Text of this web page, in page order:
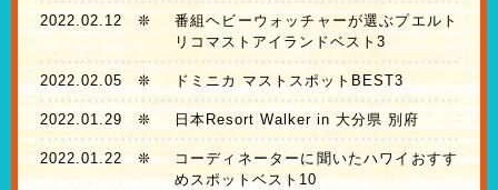
2022.02.12 ❊
番組ヘビーウォッチャーが選ぶプエルト
リコマストアイランドベスト3
2022.02.05 ❊ ドミニカ マストスポットBEST3
2022.01.29 ❊ 日本Resort Walker in 大分県 別府
2022.01.22❊
コーディネーターに聞いたハワイおすす
めスポットベスト10